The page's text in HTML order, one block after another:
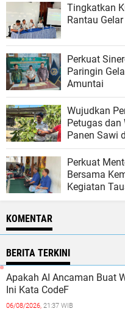
Tingkatkan
Rantau
Perkuat
Paringin
Amuntai
Wujudkan
Petugas dan
Panen Sawi
Perkuat
Bersama
Kegiatan
KOMENTAR
BERITA TERKINI
Apakah AI Ancaman Buat
Ini Kata CodeF
06/08/2026, 21:37 WIB